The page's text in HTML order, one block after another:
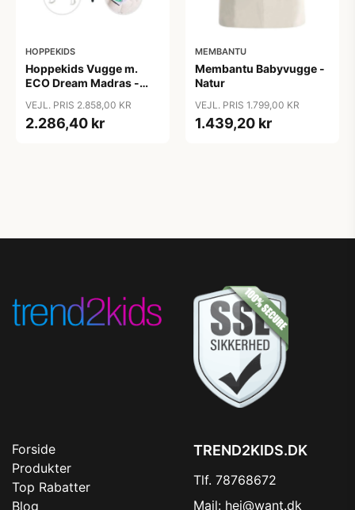
HOPPEKIDS
Hoppekids Vugge m.
ECO Dream Madras -
VEJL. PRIS 2.858,00 KR
2.286,40 kr
MEMBANTU
Membantu Babyvugge -
Natur
VEJL. PRIS 1.799,00 KR
1.439,20 kr
Forside
Produkter
Top Rabatter
Blog
TREND2KIDS.DK
Tlf. 78768672
Mail: hej@want.dk